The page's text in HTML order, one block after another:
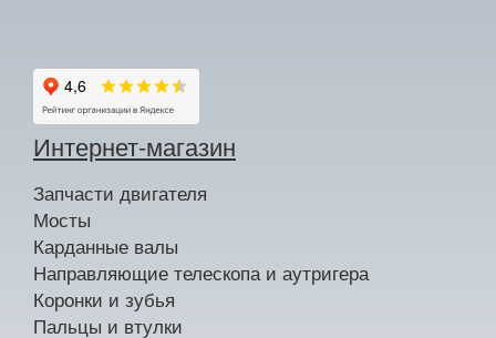
Интернет-магазин
Запчасти двигателя
Мосты
Карданные валы
Направляющие телескопа и аутригера
Коронки и зубья
Пальцы и втулки